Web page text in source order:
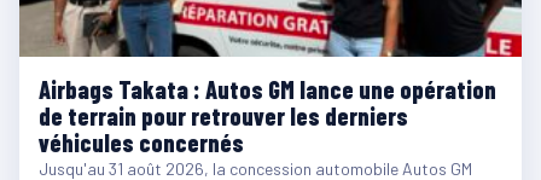
Airbags Takata : Autos GM lance une opération
de terrain pour retrouver les derniers
véhicules concernés
Jusqu'au 31 août 2026, la concession automobile Autos GM